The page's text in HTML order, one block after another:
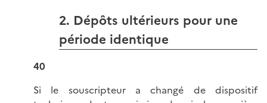
2. Dépôts ultérieurs pour une
période identique
40
Si le souscripteur a changé de dispositif